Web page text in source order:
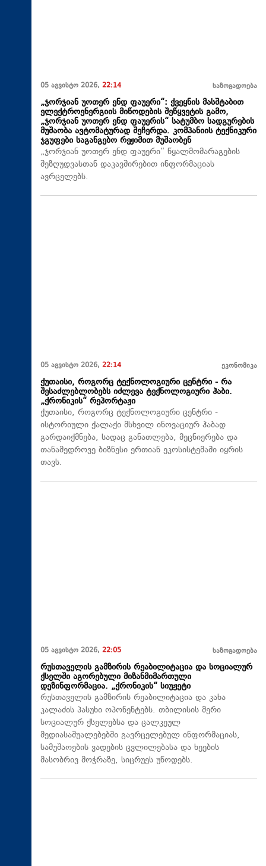
05 აგვისტო 2026, 22:14 საზოგადოება
„ჯორჯიან უოთერ ენდ ფაუერი“: ქვეყნის მასშტაბით
ელექტროენერგიის მიწოდების შეწყვეტის გამო,
„ჯორჯიან უოთერ ენდ ფაუერის“ სატუმბო სადგურების
მუშაობა ავტომატურად შეჩერდა. კომპანიის ტექნიკური
ჯგუფები საგანგებო რეჟიმით მუშაობენ
„ჯორჯიან უოთერ ენდ ფაუერი“ წყალმომარაგების
შეზღუდვასთან დაკავშირებით ინფორმაციას
ავრცელებს.
05 აგვისტო 2026, 22:14 ეკონომიკა
ქუთაისი, როგორც ტექნოლოგიური ცენტრი - რა
შესაძლებლობებს იძლევა ტექნოლოგიური ჰაბი.
„ქრონიკის“ რეპორტაჟი
ქუთაისი, როგორც ტექნოლოგიური ცენტრი -
ისტორიული ქალაქი მსხვილ ინოვაციურ ჰაბად
გარდაიქმნება, სადაც განათლება, მეცნიერება და
თანამედროვე ბიზნესი ერთიან ეკოსისტემაში იყრის
თავს.
05 აგვისტო 2026, 22:05 საზოგადოება
რუსთაველის გამზირის რეაბილიტაცია და სოციალურ
ქსელში აგორებული მიზანმიმართული
დეზინფორმაცია. „ქრონიკის“ სიუჟეტი
რუსთაველის გამზირის რეაბილიტაცია და კახა
კალაძის პასუხი ოპონენტებს. თბილისის მერი
სოციალურ ქსელებსა და ცალკეულ
მედიასაშუალებებში გავრცელებულ ინფორმაციას,
სამუშაოების ვადების ცვლილებასა და ხეების
მასობრივ მოჭრაზე, სიცრუეს უწოდებს.